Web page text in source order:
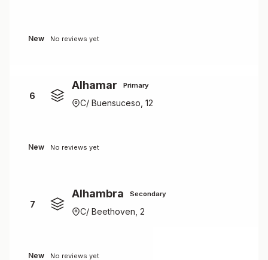
New No reviews yet
6
Alhamar Primary
C/ Buensuceso, 12
New No reviews yet
7
Alhambra Secondary
C/ Beethoven, 2
New No reviews yet